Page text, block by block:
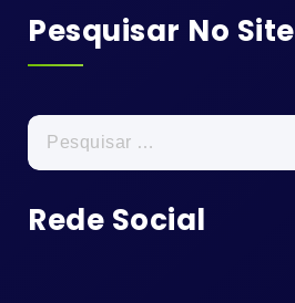
Pesquisar No Site
Pesquisar
por:
Rede Social